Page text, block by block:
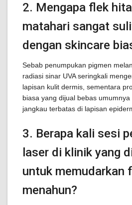
2. Mengapa flek
matahari sangat
dengan skincare
Sebab penumpukan pigmen
radiasi sinar UVA seringkali
lapisan kulit dermis, sementara
biasa yang dijual bebas
jangkau terbatas di lapisan
3. Berapa kali sesi
laser di klinik yang
untuk memudarkan
menahun?